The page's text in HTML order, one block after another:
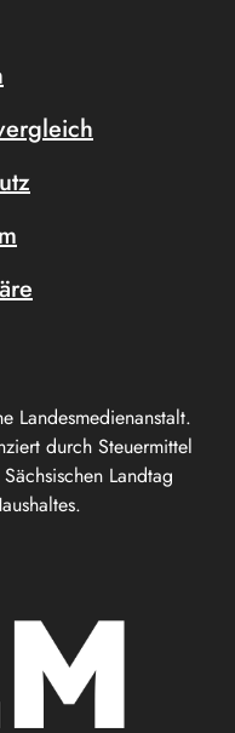
Landesmedienanstalt.
durch Steuermittel
Landtag